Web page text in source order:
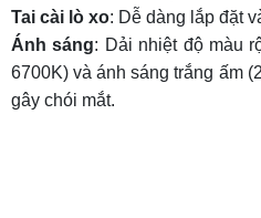
Tai cài lò xo: Dễ dàng lắp đặt
Ánh sáng: Dải nhiệt độ màu
6700K) và ánh sáng trắng ấm
gây chói mắt.